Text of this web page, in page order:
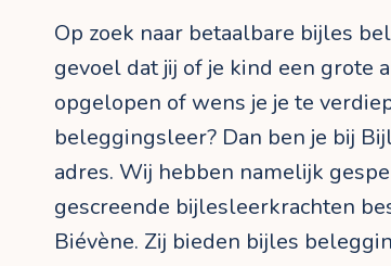
Op zoek naar betaalbare bijles
gevoel dat jij of je kind een grote
opgelopen of wens je je te
beleggingsleer? Dan ben je bij
adres. Wij hebben namelijk
gescreende bijlesleerkrachten
Biévène. Zij bieden bijles